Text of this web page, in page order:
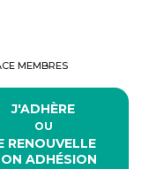
MEMBRES
J'ADHÈRE
OU
RENOUVELLE
ADHÉSION